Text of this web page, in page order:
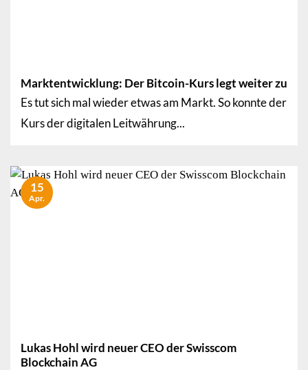
Marktentwicklung: Der Bitcoin-Kurs legt weiter zu
Es tut sich mal wieder etwas am Markt. So konnte der
Kurs der digitalen Leitwährung...
Lukas Hohl wird neuer CEO der Swisscom
Blockchain AG
15
Apr.